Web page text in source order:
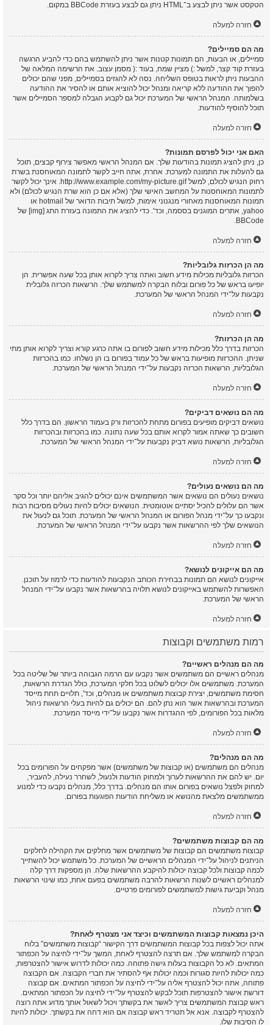
הטקסט אשר ניתן לבצע ב־HTML ניתן גם לבצע בעזרת BBCode במקום.
חזרה למעלה
מה הם סמיילים?
סמיילים, או הבעות, הם תמונות קטנות אשר ניתן להשתמש בהם כדי להביע הרגשה
בעזרת קוד קצר, למשל :) מציין שמח, בעוד :( מסמן עצוב. את הרשימה המלאה של
ההבעות ניתן לראות בטופס השליחה. נסה לא להגזים בסמיילים, מפני שהם יכולים
להפוך את ההודעה ללא קריאה ומנהל יכול להוציא אותם או להסיר את ההודעה
בשלמותה. המנהל הראשי של המערכת יכול גם לקבוע הגבלה למספר הסמיילים אשר
תוכל להוסיף להודעות.
חזרה למעלה
האם אני יכול לפרסם תמונות?
כן, ניתן להציג תמונות בהודעות שלך. אם המנהל הראשי מאפשר צירוף קבצים, תוכל
גם להעלות את התמונה למערכת. אחרת, אתה חייב לקשר לתמונה המאוחסנת בשרת
רחוק הנגיש לכולם, למשל http://www.example.com/my-picture.gif. אינך יכול לקשר
לתמונות המאוחסנות על המחשב האישי שלך (אלא אם כן הוא שרת הנגיש לכולם) ולא
תמונות המאוחסנות מאחורי מנגנוני אימות, למשל תיבות הדואר של hotmail או
yahoo, אתרים המוגנים בססמה, וכד'. כדי להציג את התמונה בעזרת התג [img] של
BBCode.
חזרה למעלה
מה הן הכרזות גלובליות?
הכרזות גלובליות מכילות מידע חשוב ואתה צריך לקרוא אותן בכל שעה אפשרית. הן
יופיעו בראש של כל פורום ובלוח הבקרה למשתמש שלך. הרשאות הכרזה גלובלית
נקבעות על־ידי המנהל הראשי של המערכת.
חזרה למעלה
מה הן הכרזות?
הכרזות בדרך כלל מכילות מידע חשוב לפורום בו אתה כרגע קורא וצריך לקרוא אותן מתי
שניתן. ההכרזות מופיעות בראש של כל עמוד בפורום בו הן נשלחו. כמו בהכרזות
הגלובליות, הרשאות הכרזה נקבעות על־ידי המנהל הראשי של המערכת.
חזרה למעלה
מה הם נושאים דביקים?
נושאים דביקים מופיעים בפורום מתחת להכרזות ורק בעמוד הראשון. הם בדרך כלל
חשובים כך שאתה אמור לקרוא אותם בכל שעה נתונה. כמו בהכרזות ובהכרזות
הגלובליות, הרשאות נושא דביק נקבעות על־ידי המנהל הראשי של המערכת.
חזרה למעלה
מה הם נושאים נעולים?
נושאים נעולים הם נושאים אשר המשתמשים אינם יכולים להגיב אליהם יותר וכל סקר
אשר הם עלולים להכיל יסתיים אוטומטית. הנושאים יכולים להיות נעולים מסיבות רבות
ונקבעו כך על־ידי מנהל הפורום או המנהל הראשי של המערכת. תוכל גם לנעול את
הנושאים שלך לפי ההרשאות אשר נקבעו על־ידי המנהל הראשי של המערכת.
חזרה למעלה
מה הם אייקונים לנושא?
אייקונים לנושא הם תמונות בבחירת הכותב הנקבעות להודעות כדי לרמוז על תוכנן.
האפשרות להשתמש באייקונים לנושא תלויה בהרשאות אשר נקבעו על־ידי המנהל
הראשי של המערכת.
חזרה למעלה
רמות משתמשים וקבוצות
מה הם מנהלים ראשיים?
מנהלים ראשיים הם משתמשים אשר נקבעו עם הרמה הגבוהה ביותר של שליטה בכל
המערכת. משתמשים אלו יכולים לשלוט בכל חלקי המערכת, כולל הגדרת הרשאות,
חסימת משתמשים, יצירת קבוצות משתמשים או מנהלים, וכד', תלויים תחת מייסד
המערכת ובהרשאות אשר הוא נתן להם. הם יכולים גם להיות בעלי הרשאות ניהול
מלאות בכל הפורומים, לפי ההגדרות אשר נקבעו על־ידי מייסד המערכת.
חזרה למעלה
מה הם מנהלים?
מנהלים הם משתמשים (או קבוצות של משתמשים) אשר מפקחים על הפורומים בכל
יום. יש להם את ההרשאות לערוך ולמחוק הודעות ולנעול, לשחרר נעילה, להעביר,
למחוק ולפצל נושאים בפורום אותו הם מנהלים. בדרך כלל, מנהלים נקבעו כדי למנוע
ממשתמשים מלצאת מהנושא או משליחת הודעות הפוגעות בפורום.
חזרה למעלה
מה הם קבוצות משתמשים?
קבוצות משתמשים הם קבוצות של משתמשים אשר מחלקים את הקהילה לחלקים
הניתנים לניהול על־ידי המנהלים הראשיים של המערכת. כל משתמש יכול להשתייך
לכמה קבוצות ולכל קבוצה יכולות להיקבע ההרשאות שלה. הן מספקות דרך קלה
למנהלים ראשיים לשנות הרשאות להרבה משתמשים בפעם אחת, כמו שינוי הרשאות
מנהל וקביעת גישות למשתמשים לפורומים פרטיים.
חזרה למעלה
היכן נמצאות קבוצות המשתמשים וכיצד אני מצטרף לאחת?
אתה יכול לצפות בכל קבוצות המשתמשים דרך הקישור “קבוצות משתמשים” בלוח
הבקרה למשתמש שלך. אם תרצה להצטרף לאחת, המשך על־ידי לחיצה על הכפתור
המתאים. לא כל הקבוצות בעלות גישה פתוחה. כמה יכולות לדרוש אישור להצטרפות,
כמה יכולות להיות סגורות וכמה יכולות אף להסתיר את חברי הקבוצה. אם הקבוצה
פתוחה, אתה יכול להצטרף אליה על־ידי לחיצה על הכפתור המתאים. אם קבוצה
דורשת אישור להצטרפות תוכל לבקש להצטרף על־ידי לחיצה על הכפתור המתאים.
ראש קבוצת המשתמשים צריך לאשר את בקשתך ויכול לשאול אותך מדוע אתה רוצה
להצטרף לקבוצה. אנא אל תטריד ראש קבוצה אם הוא דחה את בקשתך. יכולות להיות
לו הסיבות שלו.